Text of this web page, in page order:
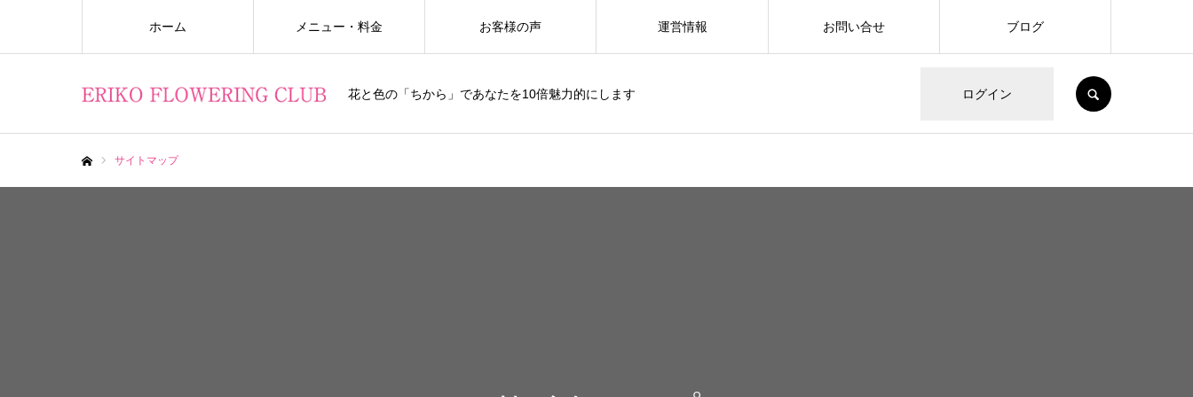
花と色の「ちから」であなたを10倍魅力的にします ログイン
ホーム メニュー・料金 お客様の声 運営情報 お問い合せ ブログ
サイトマップ